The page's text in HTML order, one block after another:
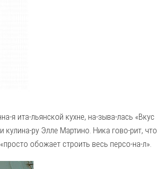
я ита-льянской кухне, на-зыва-лась «Вкус
ру Элле Мартино. Ника гово-рит, что
обожает строить весь персо-на-л».